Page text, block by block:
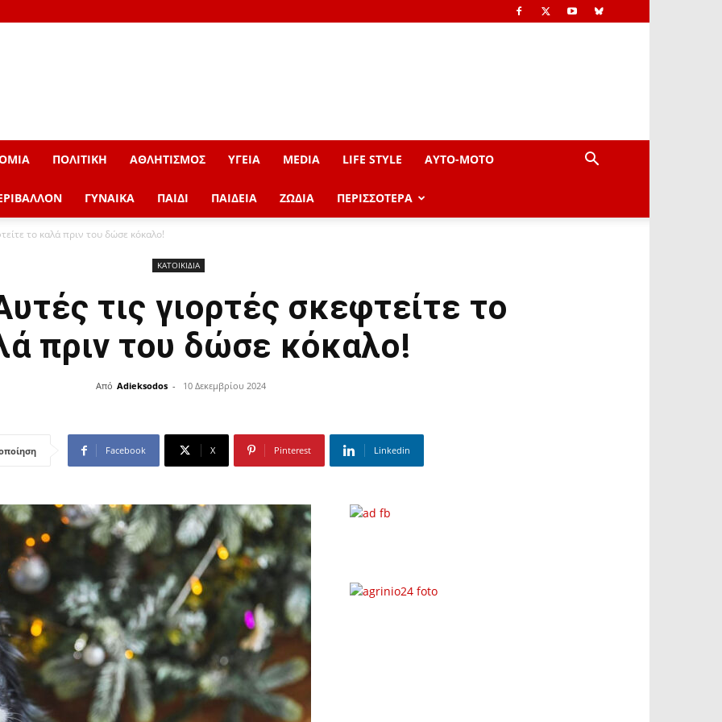
ΠΟΛΙΤΙΚΗ ΑΘΛΗΤΙΣΜΟΣ ΥΓΕΙΑ MEDIA LIFE STYLE AYTO-ΜOTO
ΓΥΝΑΙΚΑ ΠΑΙΔΙ ΠΑΙΔΕΙΑ ΖΩΔΙΑ ΠΕΡΙΣΣΟΤΕΡΑ
το καλά πριν του δώσε κόκαλο!
ΚΑΤΟΙΚΙΔΙΑ
τις γιορτές σκεφτείτε το
πριν του δώσε κόκαλο!
Από Adieksodos - 10 Δεκεμβρίου 2024
Facebook X Pinterest Linkedin